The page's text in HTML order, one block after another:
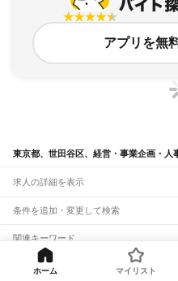
アプリを無
東京都、世田谷区、経営・事業企画・人
求人の詳細を表示
条件を追加・変更して検索
市区町村を追加・変更
東京都
東京都すべて
駅を追加・変更
関連キーワード
東京都 東京23区 世田谷区 経営・事
東京都 東京23区 世田谷区 経営・事
バイトTOP 東京23区
ホーム マイリスト